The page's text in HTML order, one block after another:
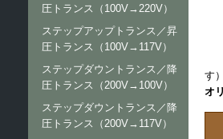
す）
オ
圧トランス（100V→220V）
ステップアップトランス／昇
圧トランス（100V→117V）
ステップダウントランス／降
圧トランス（200V→100V）
ステップダウントランス／降
圧トランス（200V→117V）